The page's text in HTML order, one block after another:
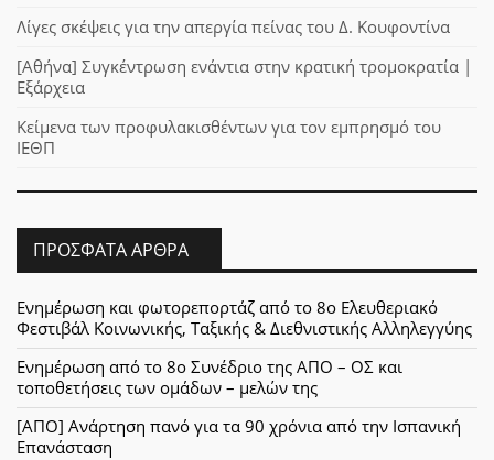
Λίγες σκέψεις για την απεργία πείνας του Δ. Κουφοντίνα
[Αθήνα] Συγκέντρωση ενάντια στην κρατική τρομοκρατία |
Εξάρχεια
Κείμενα των προφυλακισθέντων για τον εμπρησμό του
ΙΕΘΠ
ΠΡΌΣΦΑΤΑ ΆΡΘΡΑ
Ενημέρωση και φωτορεπορτάζ από το 8ο Ελευθεριακό
Φεστιβάλ Κοινωνικής, Ταξικής & Διεθνιστικής Αλληλεγγύης
Ενημέρωση από το 8ο Συνέδριο της ΑΠΟ – ΟΣ και
τοποθετήσεις των ομάδων – μελών της
[ΑΠΟ] Ανάρτηση πανό για τα 90 χρόνια από την Ισπανική
Επανάσταση